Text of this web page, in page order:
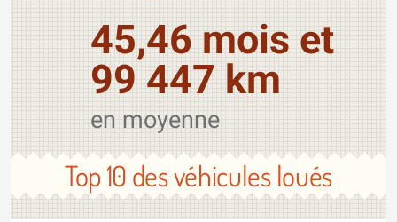
45,46 mois et
99 447 km
en moyenne
Top 10 des véhicules loués